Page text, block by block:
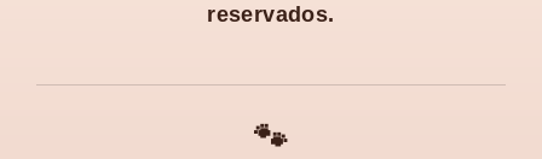
reservados.
🐾